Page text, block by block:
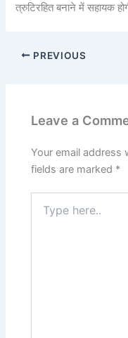
त्रुटिरहित बनाने में सहायक
PREVIOUS
Leave a
Your email address
fields are marked *
here..